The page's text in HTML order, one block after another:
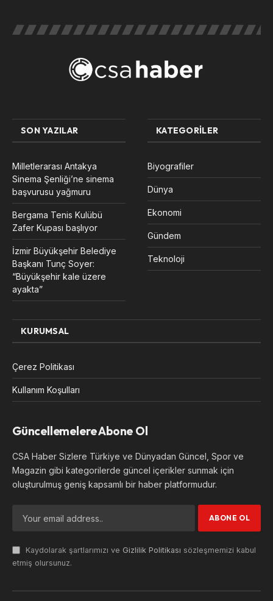
SON YAZILAR
Milletlerarası Antakya
Sinema Şenliği’ne sinema
başvurusu yağmuru
Bergama Tenis Kulübü
Zafer Kupası başlıyor
İzmir Büyükşehir Belediye
Başkanı Tunç Soyer:
“Büyükşehir kale üzere
ayakta”
KATEGORILER
Biyografiler
Dünya
Ekonomi
Gündem
Teknoloji
KURUMSAL
Çerez Politikası
Kullanım Koşulları
Güncellemelere Abone Ol
CSA Haber Sizlere Türkiye ve Dünyadan Güncel, Spor ve
Magazin gibi kategorilerde güncel içerikler sunmak için
oluşturulmuş geniş kapsamlı bir haber platformudur.
Kaydolarak şartlarımızı ve Gizlilik Politikası sözleşmemizi kabul
etmiş olursunuz.